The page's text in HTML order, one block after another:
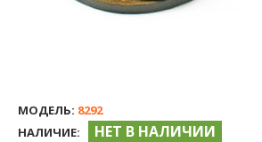
МОДЕЛЬ: 8292
НАЛИЧИЕ:
НЕТ В НАЛИЧИИ